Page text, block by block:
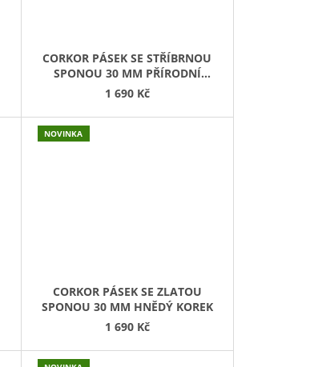
CORKOR PÁSEK SE STŘÍBRNOU
SPONOU 30 MM PŘÍRODNÍ
KOREK
1 690 Kč
NOVINKA
CORKOR PÁSEK SE ZLATOU
SPONOU 30 MM HNĚDÝ KOREK
1 690 Kč